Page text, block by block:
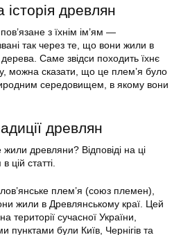
древлян
з їхнім ім’ям —
так через те, що вони жили в
дерева. Саме звідси походить їхнє
можна сказати, що це плем’я було
середовищем, в якому вони
древлян
древляни? Відповіді на ці
цій статті.
плем’я (союз племен),
жили в Древлянському краї. Цей
території сучасної України,
пунктами були Київ, Чернігів та